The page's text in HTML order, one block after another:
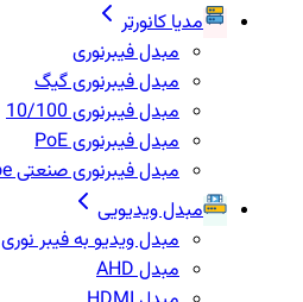
مدیا کانورتر
مبدل فیبرنوری
مبدل فیبرنوری گیگ
مبدل فیبرنوری 10/100
مبدل فیبرنوری PoE
مبدل فیبرنوری صنعتی poe
مبدل ویدیویی
مبدل ویدیو به فیبر نوری
مبدل AHD